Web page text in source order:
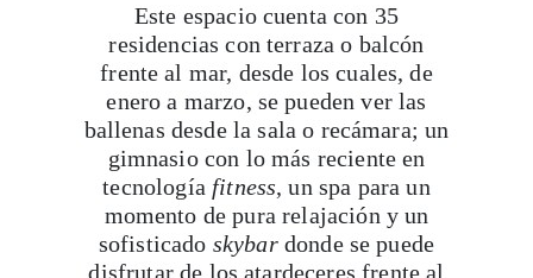
Este espacio cuenta con 35
residencias con terraza o balcón
frente al mar, desde los cuales, de
enero a marzo, se pueden ver las
ballenas desde la sala o recámara; un
gimnasio con lo más reciente en
tecnología fitness, un spa para un
momento de pura relajación y un
sofisticado skybardonde se puede
disfrutar de los atardeceres frente al